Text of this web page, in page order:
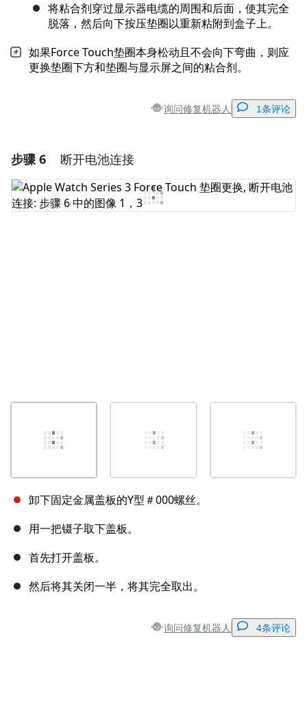
将粘合剂穿过显示器电缆的周围和后面，使其完全
脱落，然后向下按压垫圈以重新粘附到盒子上。
如果Force Touch垫圈本身松动且不会向下弯曲，则应
更换垫圈下方和垫圈与显示屏之间的粘合剂。
询问修复机器人 1条评论
添加一条评论
添加评论
步骤 6 断开电池连接
卸下固定金属盖板的Y型＃000螺丝。
用一把镊子取下盖板。
首先打开盖板。
然后将其关闭一半，将其完全取出。
询问修复机器人 4条评论